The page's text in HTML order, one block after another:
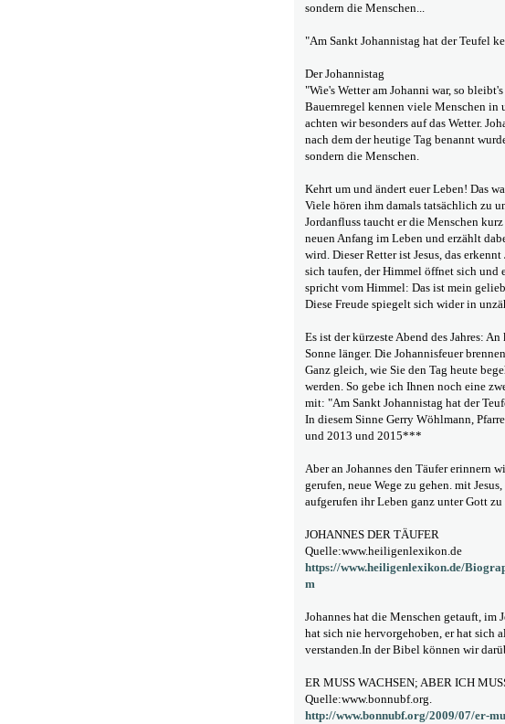
sondern die Menschen...
"Am Sankt Johannistag hat der Teufel
Der Johannistag
"Wie's Wetter am Johanni war, so
Bauernregel kennen viele Menschen in
achten wir besonders auf das Wetter.
nach dem der heutige Tag benannt
sondern die Menschen.
Kehrt um und ändert euer Leben! Das
Viele hören ihm damals tatsächlich zu
Jordanfluss taucht er die Menschen
neuen Anfang im Leben und erzählt
wird. Dieser Retter ist Jesus, das
sich taufen, der Himmel öffnet sich und
spricht vom Himmel: Das ist mein
Diese Freude spiegelt sich wider in
Es ist der kürzeste Abend des Jahres:
Sonne länger. Die Johannisfeuer
Ganz gleich, wie Sie den Tag heute
werden. So gebe ich Ihnen noch eine
mit: "Am Sankt Johannistag hat der
In diesem Sinne Gerry Wöhlmann,
und 2013 und 2015***
Aber an Johannes den Täufer erinnern
gerufen, neue Wege zu gehen. mit
aufgerufen ihr Leben ganz unter Gott
JOHANNES DER TÄUFER
Quelle:www.heiligenlexikon.de
https://www.heiligenlexikon.de/
m
Johannes hat die Menschen getauft, im
hat sich nie hervorgehoben, er hat sich
verstanden.In der Bibel können wir
ER MUSS WACHSEN; ABER ICH
Quelle:www.bonnubf.org.
http://www.bonnubf.org/2009/07/er-